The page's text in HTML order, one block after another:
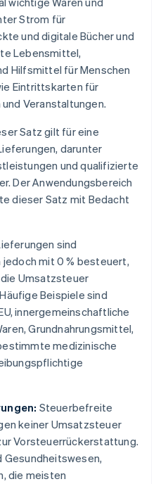
Strom für
und digitale Bücher und
Lebensmittel,
Hilfsmittel für Menschen
Eintrittskarten für
Veranstaltungen.
Satz gilt für eine
darunter
und qualifizierte
Der Anwendungsbereich
dieser Satz mit Bedacht
sind
mit 0 % besteuert,
Umsatzsteuer
Beispiele sind
innergemeinschaftliche
Grundnahrungsmittel,
medizinische
Steuerbefreite
keiner Umsatzsteuer
Vorsteuerrückerstattung.
Gesundheitswesen,
die meisten